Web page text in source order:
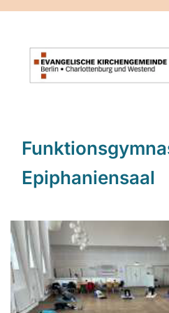
Epiphaniensaal